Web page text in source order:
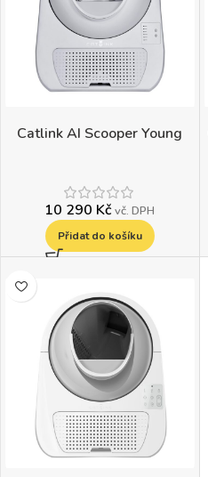
Catlink AI Scooper Young
10 290 Kč vč. DPH
Přidat do košíku